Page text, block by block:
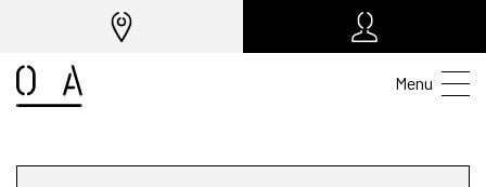
Menu